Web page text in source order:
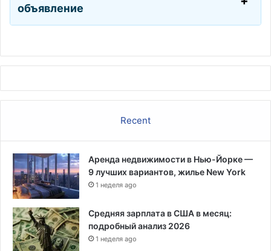
объявление
Recent
Аренда недвижимости в Нью-Йорке —
9 лучших вариантов, жилье New York
1 неделя ago
Средняя зарплата в США в месяц:
подробный анализ 2026
1 неделя ago